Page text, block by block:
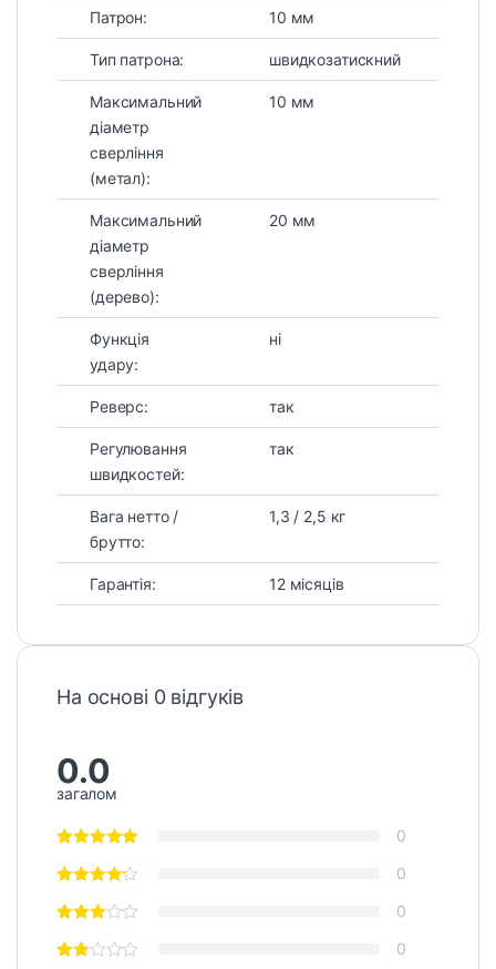
Патрон: 10 мм
Тип патрона: швидкозатискний
Максимальний
діаметр
сверління
(метал):
10 мм
Максимальний
діаметр
сверління
(дерево):
20 мм
Функція
удару:
ні
Реверс: так
Регулювання
швидкостей:
так
Вага нетто /
брутто:
1,3 / 2,5 кг
Гарантія: 12 місяців
На основі 0 відгуків
0.0
загалом
0
0
0
0